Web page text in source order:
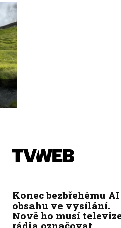
Konec bezbřehému AI
obsahu ve vysílání.
Nově ho musí